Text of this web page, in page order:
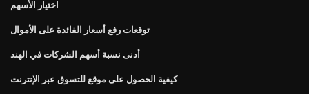
اختيار الأسهم
توقعات رفع أسعار الفائدة على الأموال
أدنى نسبة أسهم الشركات في الهند
كيفية الحصول على موقع للتسوق عبر الإنترنت